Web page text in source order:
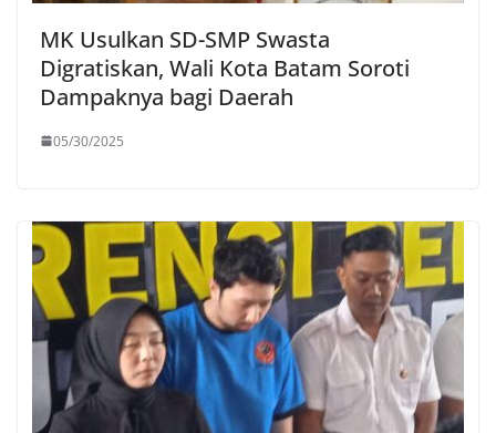
MK Usulkan SD-SMP Swasta
Digratiskan, Wali Kota Batam Soroti
Dampaknya bagi Daerah
05/30/2025